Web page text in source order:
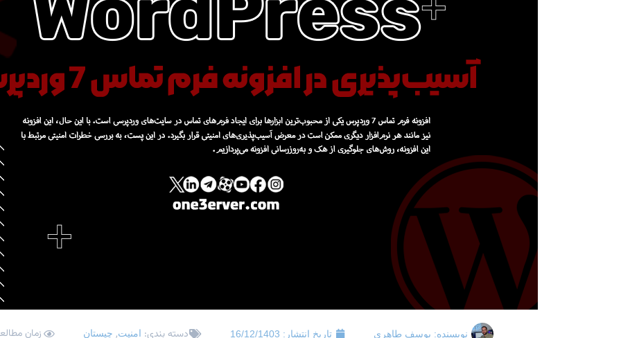
نویسنده: یوسف طاهری تاریخ انتشار: 16/12/1403 دسته بندی: امنیت, چیستان زمان مطالعه: 2